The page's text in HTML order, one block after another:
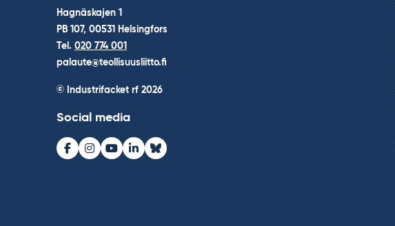
Hagnäskajen 1
PB 107, 00531 Helsingfors
Tel. 020 774 001
palaute@teollisuusliitto.fi
© Industrifacket rf 2026
Social media
Facebook
Instagram
Youtube
LinkedInBluesky